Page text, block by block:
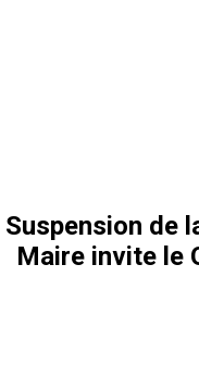
Suspension de
Maire invite le